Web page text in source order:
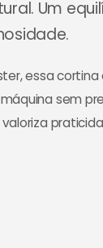
Um
essa
sem